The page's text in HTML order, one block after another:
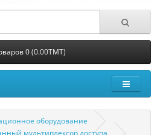
0 (0.00TMT)
оборудование
мультиплексор доступа